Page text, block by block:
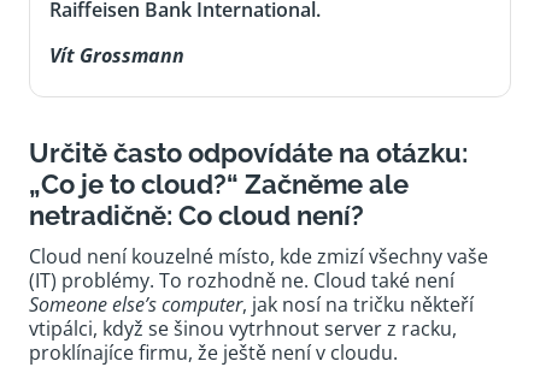
Raiffeisen Bank International.
Vít Grossmann
Určitě často odpovídáte na otázku:
„Co je to cloud?“ Začněme ale
netradičně: Co cloud není?
Cloud není kouzelné místo, kde zmizí všechny vaše
(IT) problémy. To rozhodně ne. Cloud také není
Someone else’s computer, jak nosí na tričku někteří
vtipálci, když se šinou vytrhnout server z racku,
proklínajíce firmu, že ještě není v cloudu.